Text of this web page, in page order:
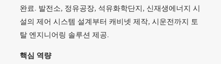
완료. 발전소, 정유공장, 석유화학단지, 신재생에너지 시
설의 제어 시스템 설계부터 캐비넷 제작, 시운전까지 토
탈 엔지니어링 솔루션 제공.
핵심 역량